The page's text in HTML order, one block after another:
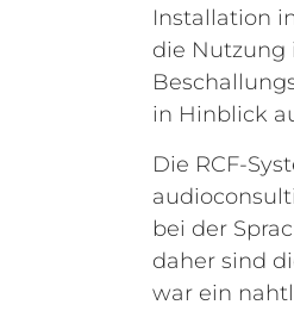
Installation
die Nutzung
in Hinblick
Die RCF-
bei der
daher sind
war ein